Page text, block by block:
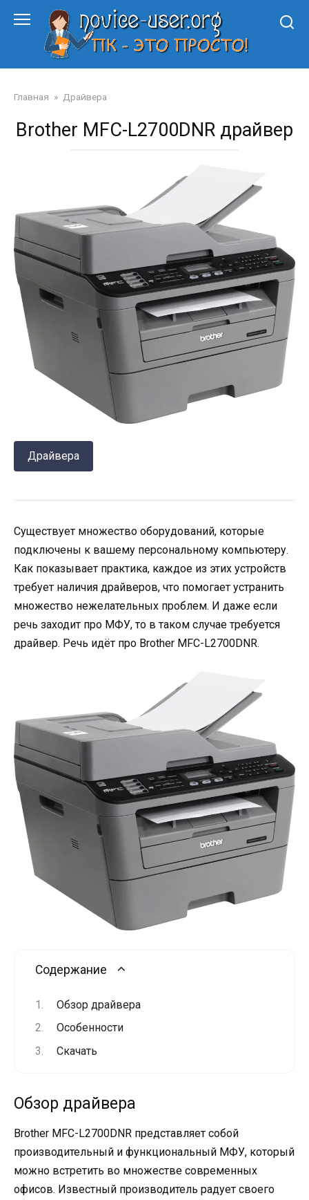
Главная » Драйвера
Brother MFC-L2700DNR драйвер
Драйвера
Существует множество оборудований, которые
подключены к вашему персональному компьютеру.
Как показывает практика, каждое из этих устройств
требует наличия драйверов, что помогает устранить
множество нежелательных проблем. И даже если
речь заходит про МФУ, то в таком случае требуется
драйвер. Речь идёт про Brother MFC-L2700DNR.
Содержание
Обзор драйвера
Особенности
Скачать
Обзор драйвера
Brother MFC-L2700DNR представляет собой
производительный и функциональный МФУ, который
можно встретить во множестве современных
офисов. Известный производитель радует своего